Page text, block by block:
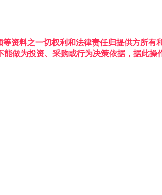
资料之一切权利和法律责任归提供方所有
做为投资、采购或行为决策依据，据此操